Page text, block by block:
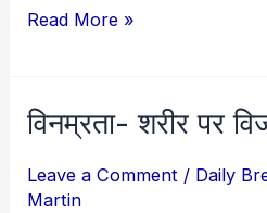
Read More »
विनम्रता- शरीर पर
Leave a Comment / Daily
Martin
विनम्रता-
पर